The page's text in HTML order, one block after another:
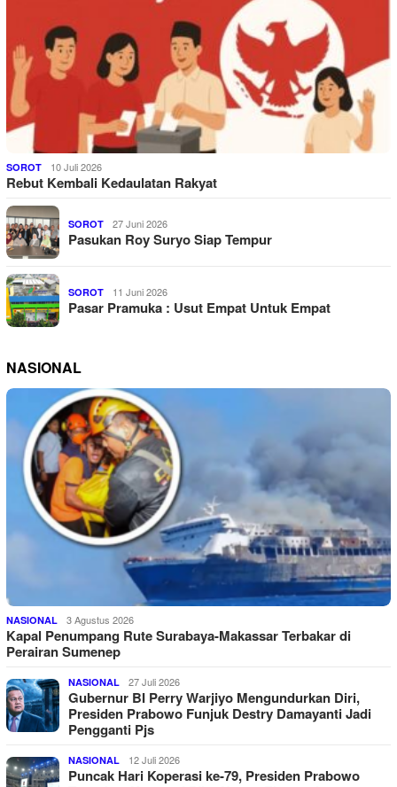
SOROT 10 Juli 2026
Rebut Kembali Kedaulatan Rakyat
SOROT 27 Juni 2026
Pasukan Roy Suryo Siap Tempur
SOROT 11 Juni 2026
Pasar Pramuka : Usut Empat Untuk Empat
NASIONAL
NASIONAL 3 Agustus 2026
Kapal Penumpang Rute Surabaya-Makassar Terbakar di
Perairan Sumenep
NASIONAL 27 Juli 2026
Gubernur BI Perry Warjiyo Mengundurkan Diri,
Presiden Prabowo Funjuk Destry Damayanti Jadi
Pengganti Pjs
NASIONAL 12 Juli 2026
Puncak Hari Koperasi ke-79, Presiden Prabowo